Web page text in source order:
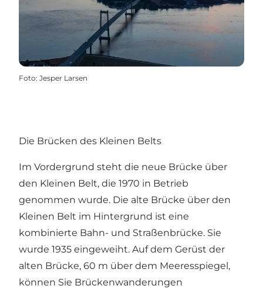
Foto: Jesper Larsen
Die Brücken des Kleinen Belts
Im Vordergrund steht die neue Brücke über
den Kleinen Belt, die 1970 in Betrieb
genommen wurde. Die alte Brücke über den
Kleinen Belt im Hintergrund ist eine
kombinierte Bahn- und Straßenbrücke. Sie
wurde 1935 eingeweiht. Auf dem Gerüst der
alten Brücke, 60 m über dem Meeresspiegel,
können Sie Brückenwanderungen